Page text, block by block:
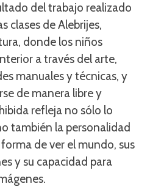
del trabajo realizado
clases de Alebrijes,
donde los niños
a través del arte,
manuales y técnicas, y
de manera libre y
refleja no sólo lo
también la personalidad
de ver el mundo, sus
y su capacidad para